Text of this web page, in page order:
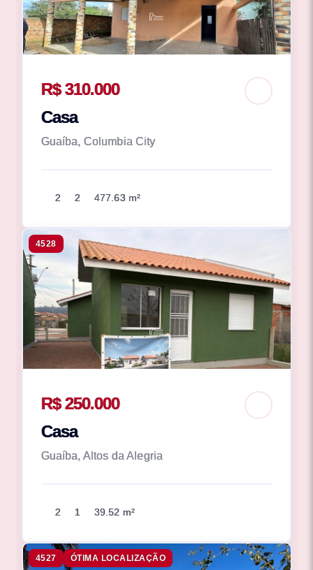
R$ 310.000
Casa
Guaíba, Columbia City
2 2 477.63 m²
4528
R$ 250.000
Casa
Guaíba, Altos da Alegria
2 1 39.52 m²
4527 ÓTIMA LOCALIZAÇÃO